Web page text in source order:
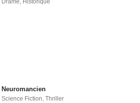
Neuromancien
Science Fiction,Thriller